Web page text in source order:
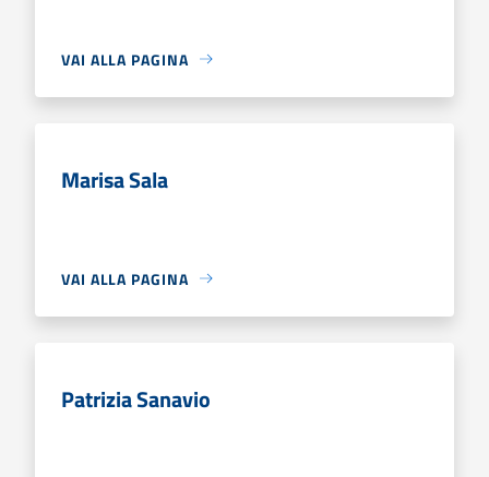
VAI ALLA PAGINA
Marisa Sala
VAI ALLA PAGINA
Patrizia Sanavio